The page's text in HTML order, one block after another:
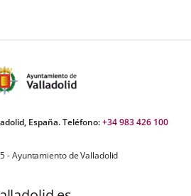
España. Teléfono:+34 983 426 100
- Ayuntamiento de Valladolid